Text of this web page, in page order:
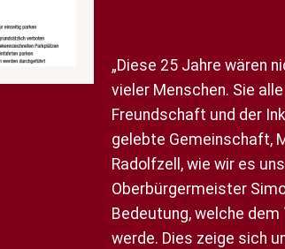
„Diese 25 Jahre wären
vieler Menschen. Sie
Freundschaft und der
gelebte Gemeinschaft,
Radolfzell, wie wir es
Oberbürgermeister
Bedeutung, welche
werde. Dies zeige sich